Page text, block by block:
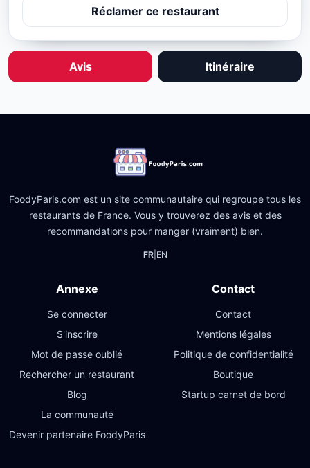
Réclamer ce restaurant
Avis Itinéraire
FoodyParis.com est un site communautaire qui regroupe tous les
restaurants de France. Vous y trouverez des avis et des
recommandations pour manger (vraiment) bien.
FR| EN
Annexe
Se connecter
S'inscrire
Mot de passe oublié
Rechercher un restaurant
Blog
La communauté
Devenir partenaire FoodyParis
Contact
Contact
Mentions légales
Politique de confidentialité
Boutique
Startup carnet de bord